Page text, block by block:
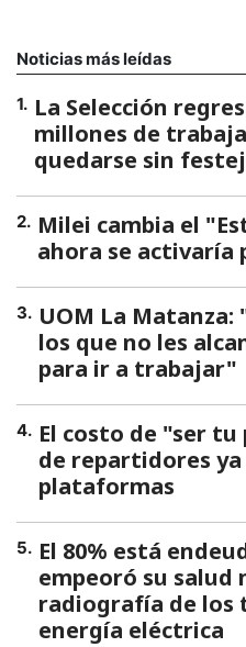
Noticias más leídas
1. La Selección
millones de
quedarse sin
2. Milei cambia el
ahora se activaría
3. UOM La
los que no les
para ir a trabajar"
4. El costo de "ser
de repartidores ya
plataformas
5. El 80% está
empeoró su salud
radiografía de los
energía eléctrica